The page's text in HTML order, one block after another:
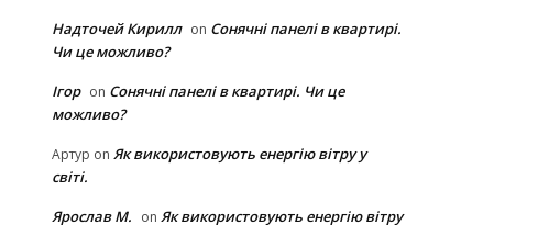
Надточей Кирилл on Сонячні панелі в квартирі.
Чи це можливо?
Ігор on Сонячні панелі в квартирі. Чи це
можливо?
Артур on Як використовують енергію вітру у
світі.
Ярослав М. on Як використовують енергію вітру